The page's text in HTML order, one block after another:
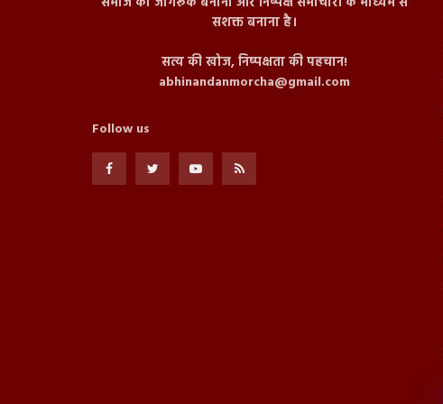
सशक्त बनाना है।
सत्य की खोज, निष्पक्षता की पहचान!
abhinandanmorcha@gmail.com
Follow us